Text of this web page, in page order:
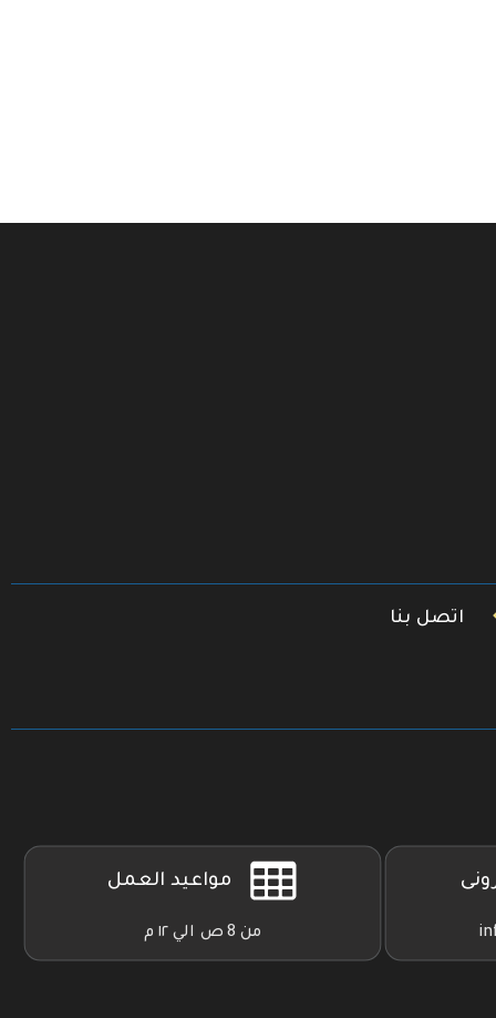
اتصل بنا
مواعيد العمل
من 8 ص الي ١٢ م